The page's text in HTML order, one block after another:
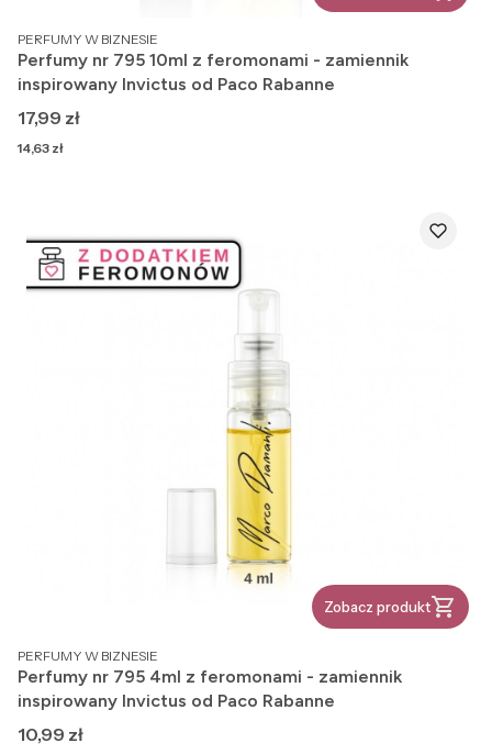
PRODUCENT
PERFUMY W BIZNESIE
Perfumy nr 795 10ml z feromonami - zamiennik
inspirowany Invictus od Paco Rabanne
Cena
17,99 zł
Cena
14,63 zł
Zobacz produkt
PRODUCENT
PERFUMY W BIZNESIE
Perfumy nr 795 4ml z feromonami - zamiennik
inspirowany Invictus od Paco Rabanne
Cena
10,99 zł